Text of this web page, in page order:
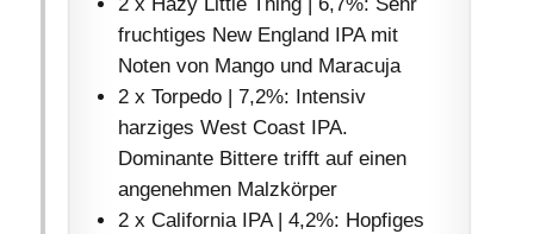
fruchtiges New England IPA mit
Noten von Mango und Maracuja
2 x Torpedo | 7,2%: Intensiv
harziges West Coast IPA.
Dominante Bittere trifft auf einen
angenehmen Malzkörper
2 x California IPA | 4,2%: Hopfiges